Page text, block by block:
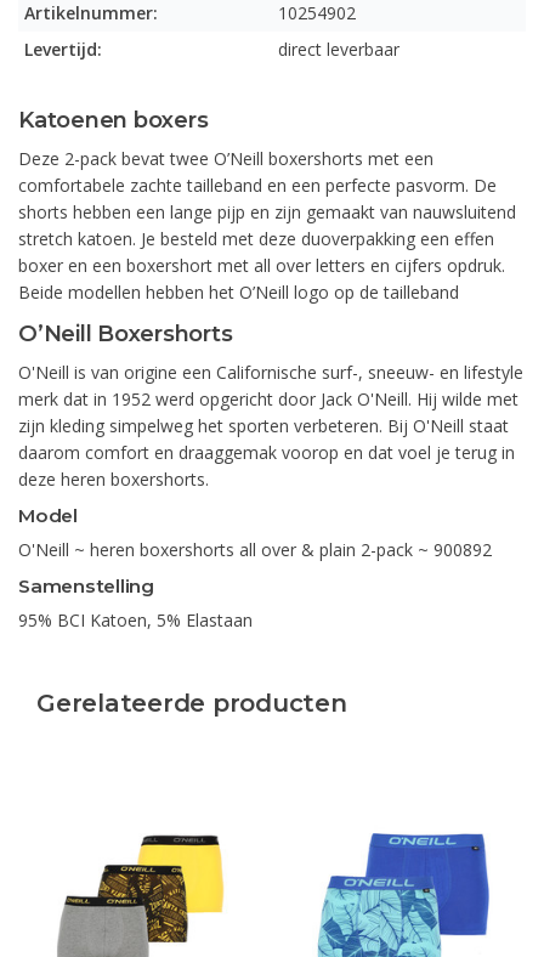
Artikelnummer:
10254902
Levertijd:
direct leverbaar
Katoenen boxers
Deze 2-pack bevat twee O’Neill boxershorts met een
comfortabele zachte tailleband en een perfecte pasvorm. De
shorts hebben een lange pijp en zijn gemaakt van nauwsluitend
stretch katoen. Je besteld met deze duoverpakking een effen
boxer en een boxershort met all over letters en cijfers opdruk.
Beide modellen hebben het O’Neill logo op de tailleband
O’Neill Boxershorts
O'Neill is van origine een Californische surf-, sneeuw- en lifestyle
merk dat in 1952 werd opgericht door Jack O'Neill. Hij wilde met
zijn kleding simpelweg het sporten verbeteren. Bij O'Neill staat
daarom comfort en draaggemak voorop en dat voel je terug in
deze heren boxershorts.
Model
O'Neill ~ heren boxershorts all over & plain 2-pack ~ 900892
Samenstelling
95% BCI Katoen, 5% Elastaan
Gerelateerde producten